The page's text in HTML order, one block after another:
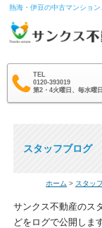
熱海・伊豆の中古マンショ
TEL
0120-393019
第2・4火曜日、毎水曜
スタッフブログ
ホーム > スタッ
サンクス不動産のス
どをログで公開します